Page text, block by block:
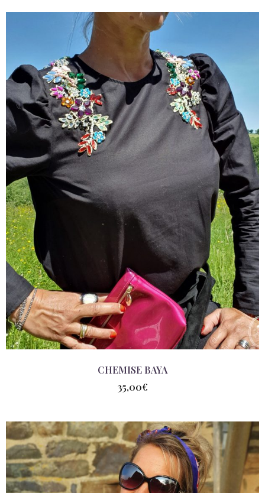
CHEMISE BAYA
35,00€